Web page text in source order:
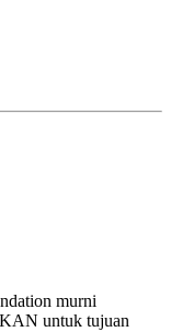
murni
untuk tujuan